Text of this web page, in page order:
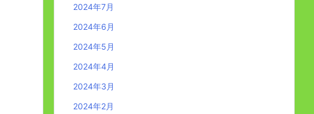
2024年7月
2024年6月
2024年5月
2024年4月
2024年3月
2024年2月